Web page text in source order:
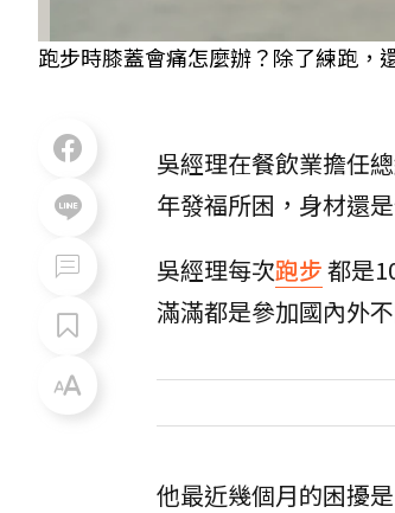
跑步時膝蓋會痛怎麼辦？除了練跑
吳經理在餐飲業擔任
年發福所困，身材還
吳經理每次跑步都是
滿滿都是參加國內外
他最近幾個月的困擾